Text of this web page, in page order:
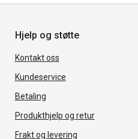
Hjelp og støtte
Kontakt oss
Kundeservice
Betaling
Produkthjelp og retur
Frakt og levering